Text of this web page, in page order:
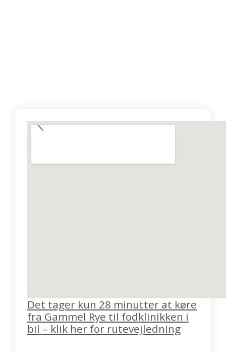
Det tager kun 28 minutter at køre
fra Gammel Rye til fodklinikken i
bil – klik her for rutevejledning